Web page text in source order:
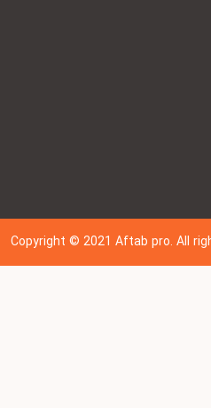
Copyright © 202 1Aftab pro. All